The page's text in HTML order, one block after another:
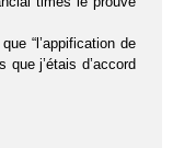
“l’appification de
que j’étais d’accord